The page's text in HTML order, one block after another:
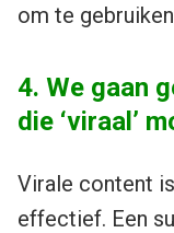
om te
4. We gaan
die ‘viraal’
Virale content
effectief. Een